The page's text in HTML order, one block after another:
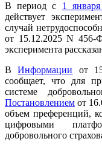
В период с 1
действует
случай
от 15.12.2025 N 456-
эксперимента
ВИнформации от
сообщает, что для
системе
Постановлением от
объем преференций,
цифровыми
добровольного